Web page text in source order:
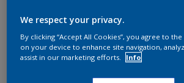
We respect your privacy.
By clicking “Accept All Cookies”, you agree to
on your device to enhance site navigation,
assist in our marketing efforts.
Info